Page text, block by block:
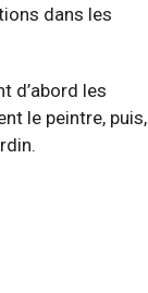
dans les
d’abord les
le peintre, puis,